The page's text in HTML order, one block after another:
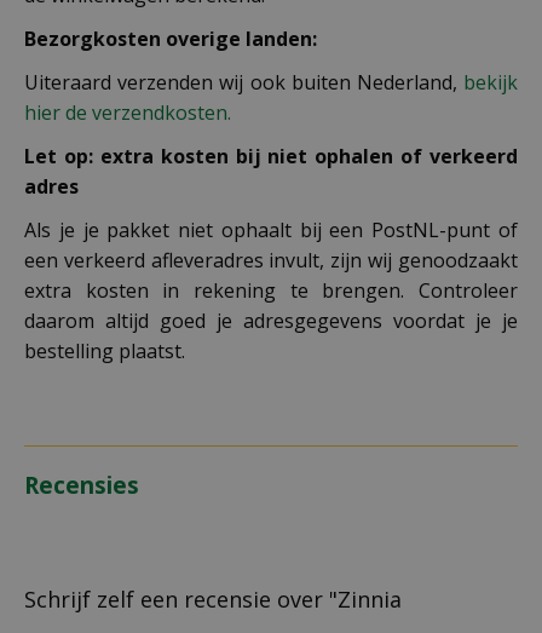
Bezorgkosten overige landen:
Uiteraard verzenden wij ook buiten Nederland, bekijk
hier de verzendkosten.
Let op: extra kosten bij niet ophalen of verkeerd
adres
Als je je pakket niet ophaalt bij een PostNL-punt of
een verkeerd afleveradres invult, zijn wij genoodzaakt
extra kosten in rekening te brengen. Controleer
daarom altijd goed je adresgegevens voordat je je
bestelling plaatst.
Recensies
Schrijf zelf een recensie over "Zinnia